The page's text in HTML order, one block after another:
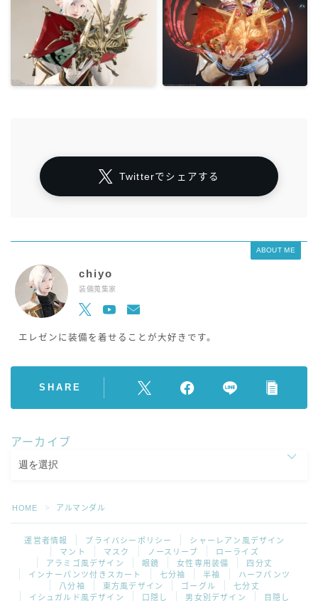
Twitterでシェアする
ABOUT ME
chiyo
装備蒐集家
エレゼンに装備を着せることが大好きです。
SHARE
アーカイブ
HOME ＞ アルマンダル
運営者情報 プライバシーポリシー
シャーレアン風デザイン
マント
マスク ノースリーブ
ローライズ
アラミゴ風デザイン
眼鏡 女性専用装備
四分丈
インナーパンツ付きスカート
七分袖 半袖
ハーフパンツ
八分袖
東方風デザイン ゴーグル
七分丈
イシュガルド風デザイン
口隠し 男女別デザイン 目隠し